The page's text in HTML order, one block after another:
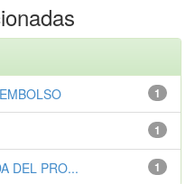
1
1
1
DEL PRO...